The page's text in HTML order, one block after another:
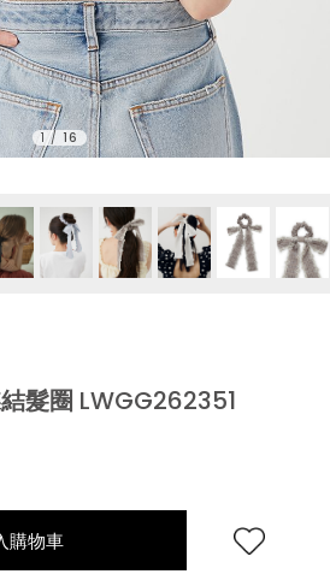
1 / 16
髮圈 LWGG262351
購物車